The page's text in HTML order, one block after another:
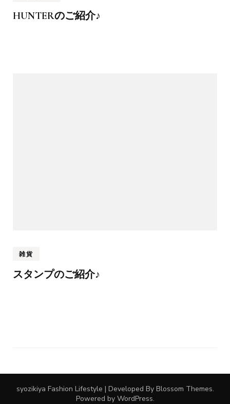
HUNTERのご紹介♪
雑貨
スタンプのご紹介♪
syozikiya Fashion Lifestyle | Developed By Blossom Themes.
Powered by WordPress.